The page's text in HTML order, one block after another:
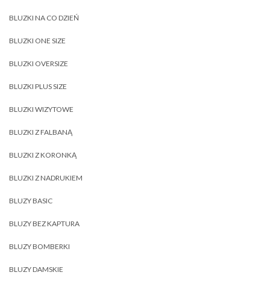
BLUZKI NA CO DZIEŃ
BLUZKI ONE SIZE
BLUZKI OVERSIZE
BLUZKI PLUS SIZE
BLUZKI WIZYTOWE
BLUZKI Z FALBANĄ
BLUZKI Z KORONKĄ
BLUZKI Z NADRUKIEM
BLUZY BASIC
BLUZY BEZ KAPTURA
BLUZY BOMBERKI
BLUZY DAMSKIE